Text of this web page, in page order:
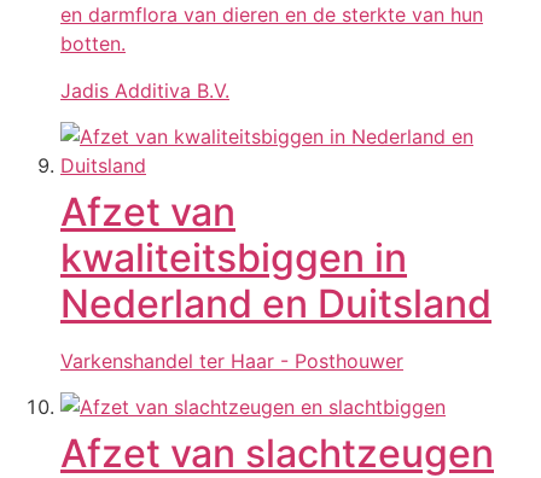
en darmflora van dieren en de sterkte van hun
botten.
Jadis Additiva B.V.
Afzet van
kwaliteitsbiggen in
Nederland en Duitsland
Varkenshandel ter Haar - Posthouwer
Afzet van slachtzeugen